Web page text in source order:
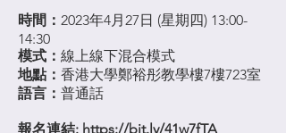
時間： 2023年4月27日 (星期四) 13:00-
14:30
模式： 線上線下混合模式
地點： 香港大學鄭裕彤教學樓7樓723室
語言： 普通話
報名連結: https://bit.ly/41w7fTA